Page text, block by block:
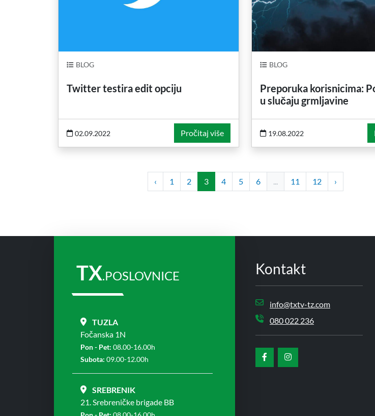
BLOG
Twitter testira edit opciju
02.09.2022 Pročitaj više
BLOG
Preporuka korisnicima:
u slučaju grmljavine
19.08.2022
‹ 1 2 3 4 5 6 ... 11 12 ›
TX.POSLOVNICE
TUZLA
Fočanska 1N
Pon - Pet: 08.00-16.00h
Subota: 09.00-12.00h
SREBRENIK
21. Srebreničke brigade BB
Kontakt
info@txtv-tz.com
080 022 236